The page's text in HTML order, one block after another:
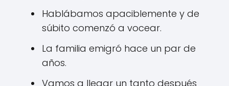
Hablábamos apaciblemente y de
súbito comenzó a vocear.
La familia emigró hace un par de
años.
Vamos a llegar un tanto después